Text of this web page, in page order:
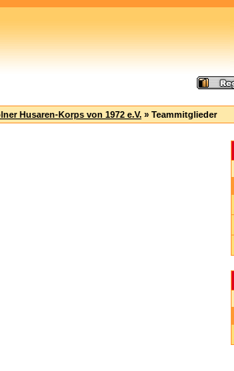
Husaren-Korps von 1972 e.V.» Teammitglieder